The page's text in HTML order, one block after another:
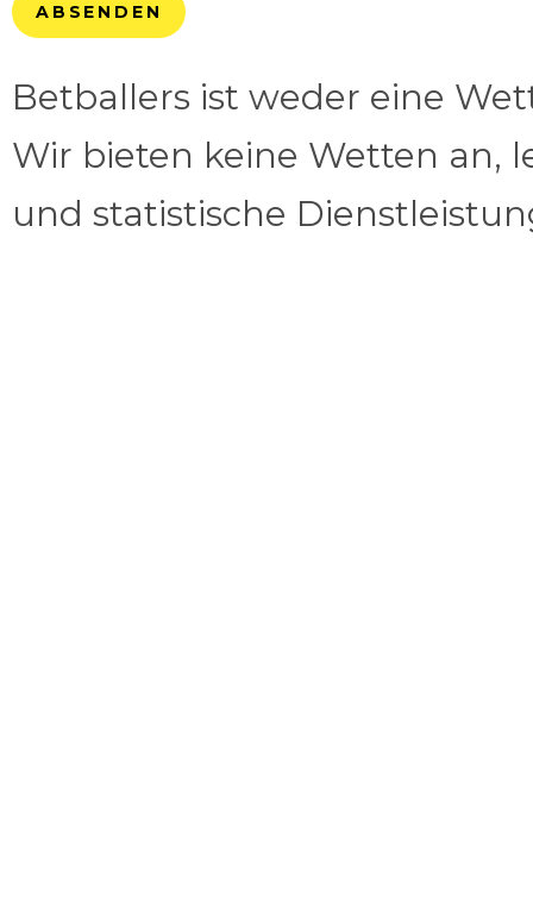
ABSENDEN
Betballers ist weder eine
Wir bieten keine Wetten an,
und statistische